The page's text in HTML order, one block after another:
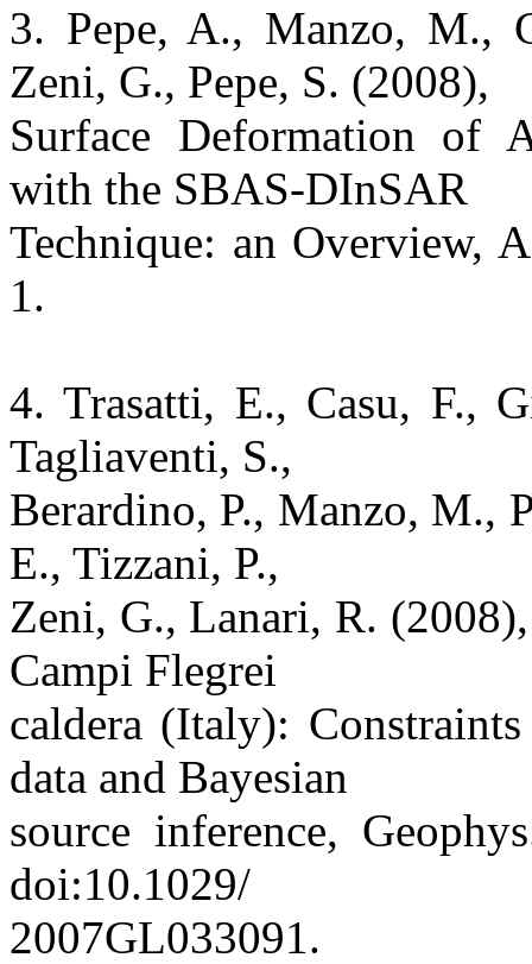
3. Pepe, A., Manzo, M.,
Zeni, G., Pepe, S. (2008),
Surface Deformation of
with the SBAS-DInSAR
Technique: an Overview,
1.
4. Trasatti, E., Casu, F.,
Tagliaventi, S.,
Berardino, P., Manzo, M.,
E., Tizzani, P.,
Zeni, G., Lanari, R.
Campi Flegrei
caldera (Italy):
data and Bayesian
source inference,
doi:10.1029/
2007GL033091.